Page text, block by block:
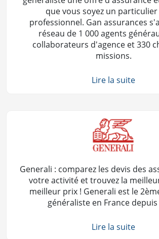
que vous soyez un
professionnel. Gan assurances
réseau de 1 000 agents
collaborateurs d'agence et 330
missions.
Lire la suite
Generali : comparez les devis des
votre activité et trouvez la
meilleur prix ! Generali est le
généraliste en France depuis
Lire la suite